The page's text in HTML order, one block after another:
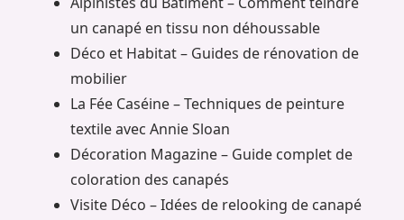
un canapé en tissu non déhoussable
Déco et Habitat – Guides de rénovation de
mobilier
La Fée Caséine – Techniques de peinture
textile avec Annie Sloan
Décoration Magazine – Guide complet de
coloration des canapés
Visite Déco – Idées de relooking de canapé